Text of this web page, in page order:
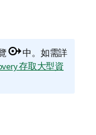
中。 如需詳
存取大型資